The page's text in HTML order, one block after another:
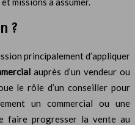
?
principalement d’appliquer
auprès d’un vendeur ou
le rôle d’un conseiller pour
un commercial ou une
faire progresser la vente au